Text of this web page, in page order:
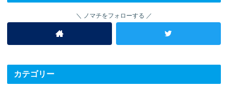
ノマチをフォローする
カテゴリー